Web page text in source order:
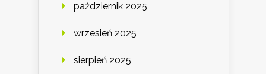
październik 2025
wrzesień 2025
sierpień 2025